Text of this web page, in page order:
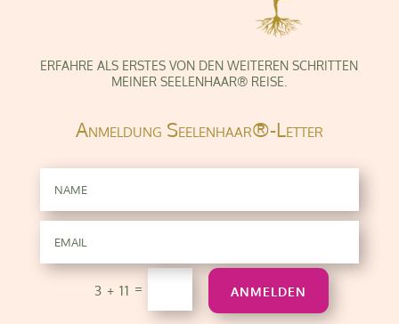
ERFAHRE ALS ERSTES VON DEN WEITEREN SCHRITTEN
MEINER SEELENHAAR® REISE.
Anmeldung Seelenhaar®-Letter
3 + 11 = ANMELDEN